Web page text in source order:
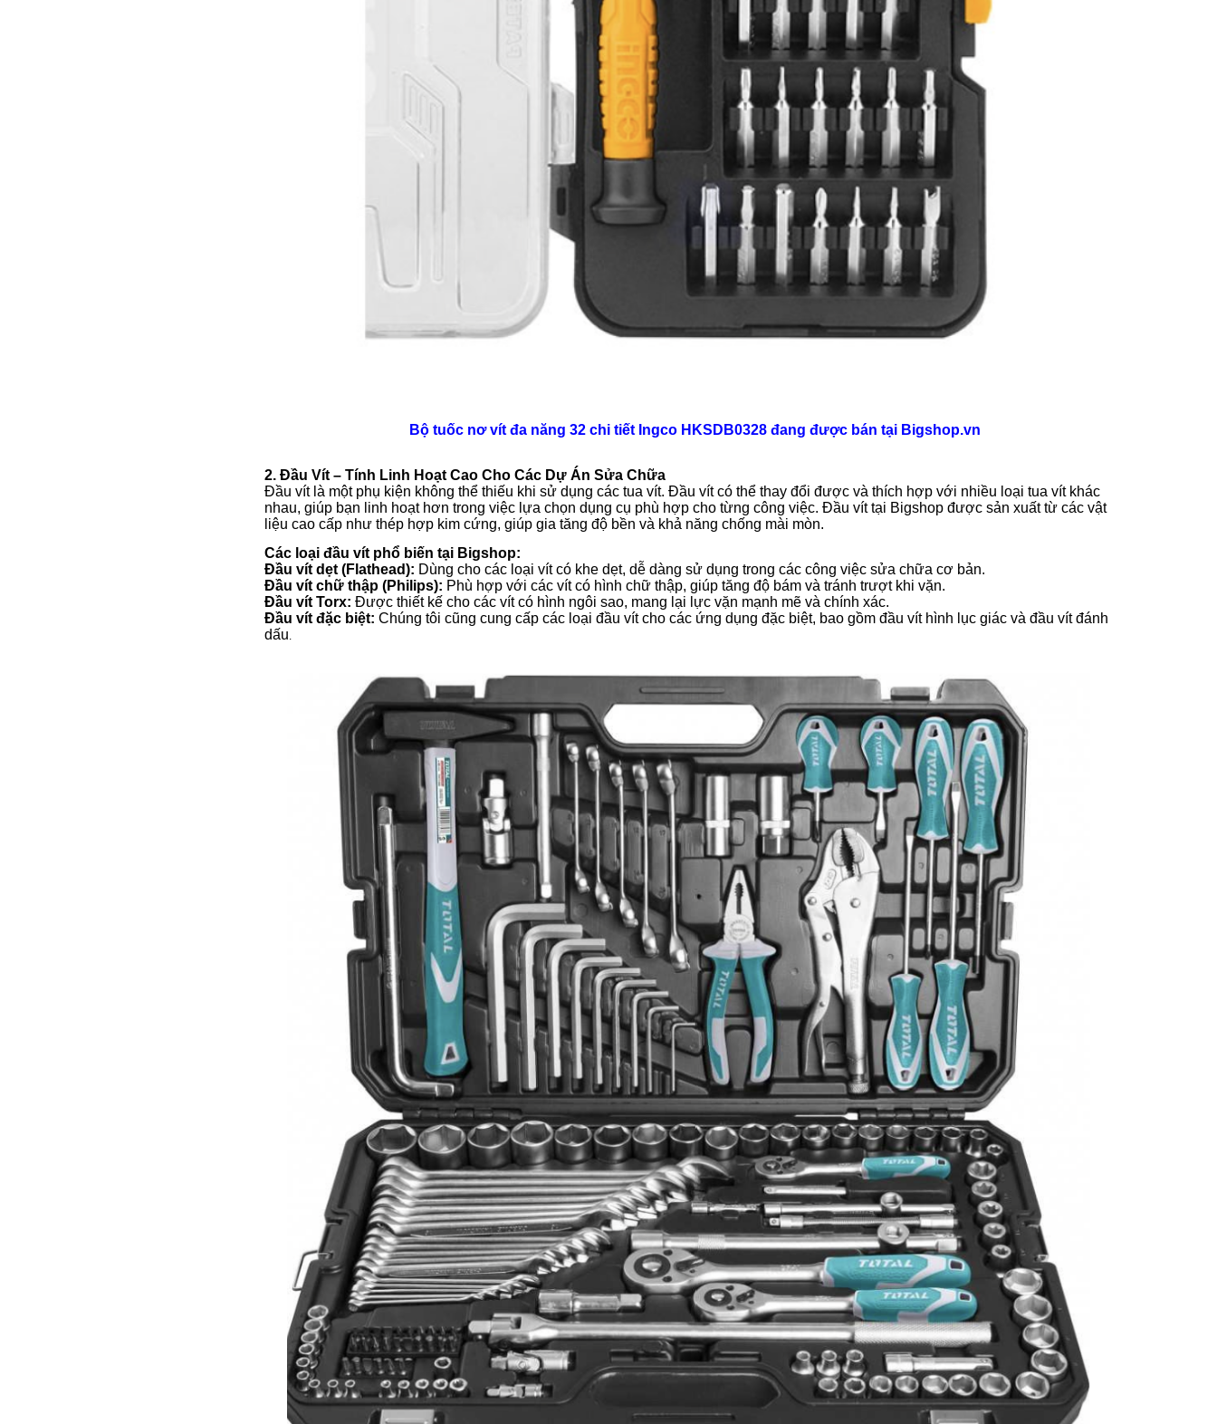
Bộ tuốc nơ vít đa năng 32 chi tiết Ingco HKSDB0328 đang được bán tại Bigshop.vn
2. Đầu Vít – Tính Linh Hoạt Cao Cho Các Dự Án Sửa Chữa
Đầu vít là một phụ kiện không thể thiếu khi sử dụng các tua vít. Đầu vít có thể thay đổi được và thích hợp với nhiều loại tua vít khác
nhau, giúp bạn linh hoạt hơn trong việc lựa chọn dụng cụ phù hợp cho từng công việc. Đầu vít tại Bigshop được sản xuất từ các vật
liệu cao cấp như thép hợp kim cứng, giúp gia tăng độ bền và khả năng chống mài mòn.
Các loại đầu vít phổ biến tại Bigshop:
Đầu vít dẹt (Flathead): Dùng cho các loại vít có khe dẹt, dễ dàng sử dụng trong các công việc sửa chữa cơ bản.
Đầu vít chữ thập (Philips): Phù hợp với các vít có hình chữ thập, giúp tăng độ bám và tránh trượt khi vặn.
Đầu vít Torx: Được thiết kế cho các vít có hình ngôi sao, mang lại lực vặn mạnh mẽ và chính xác.
Đầu vít đặc biệt: Chúng tôi cũng cung cấp các loại đầu vít cho các ứng dụng đặc biệt, bao gồm đầu vít hình lục giác và đầu vít đánh
dấu.